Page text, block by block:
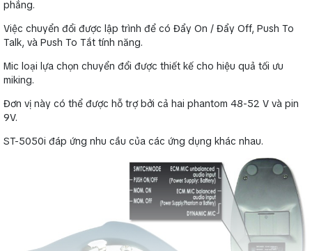
phẳng.
Việc chuyển đổi được lập trình để có Đẩy On / Đẩy Off, Push To
Talk, và Push To Tắt tính năng.
Mic loại lựa chọn chuyển đổi được thiết kế cho hiệu quả tối ưu
miking.
Đơn vị này có thể được hỗ trợ bởi cả hai phantom 48-52 V và pin
9V.
ST-5050i đáp ứng nhu cầu của các ứng dụng khác nhau.